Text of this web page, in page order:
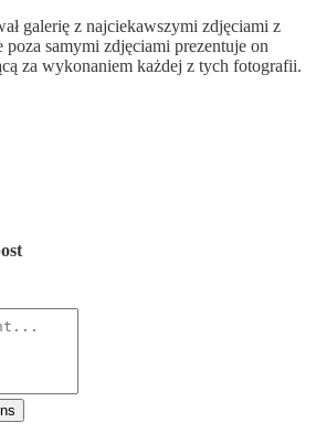
galerię z najciekawszymi zdjęciami z
poza samymi zdjęciami prezentuje on
za wykonaniem każdej z tych fotografii.